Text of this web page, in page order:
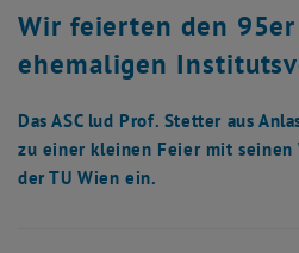
Übersicht
Wir feierten den 95er
ehemaligen
Das ASC lud Prof. Stetter aus
zu einer kleinen Feier mit seinen
der TU Wien ein.